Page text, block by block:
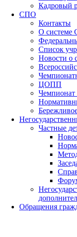
Кадровый
СПО
Контакты
О системе
Список
Новости о
ЦОПП
Частные
Обращения